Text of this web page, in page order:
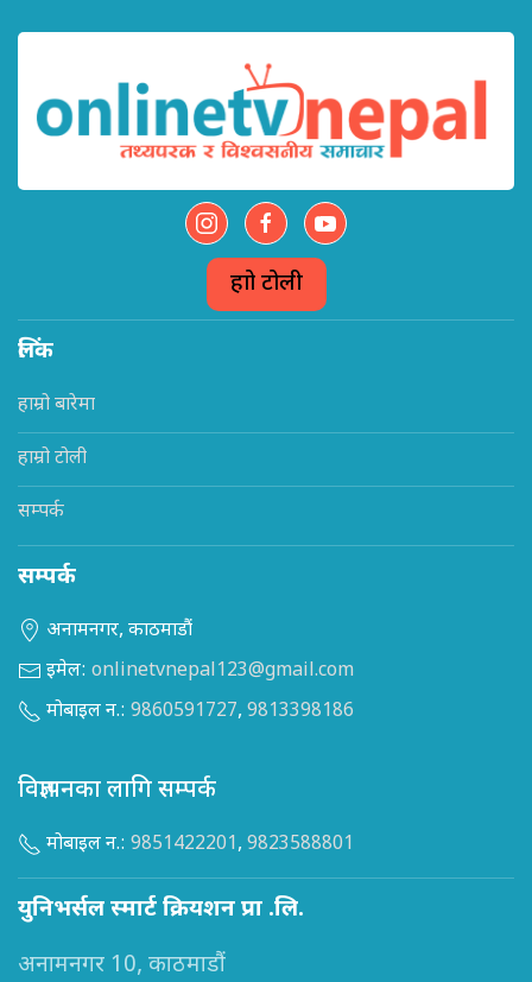
हाम्रो टोली
लिंक
हाम्रो बारेमा
हाम्रो टोली
सम्पर्क
सम्पर्क
अनामनगर, काठमाडौं
इमेल: onlinetvnepal123@gmail.com
मोबाइल न.: 9860591727, 9813398186
विज्ञापनका लागि सम्पर्क
मोबाइल न.: 9851422201, 9823588801
युनिभर्सल स्मार्ट क्रियशन प्रा .लि.
अनामनगर 10, काठमाडौं